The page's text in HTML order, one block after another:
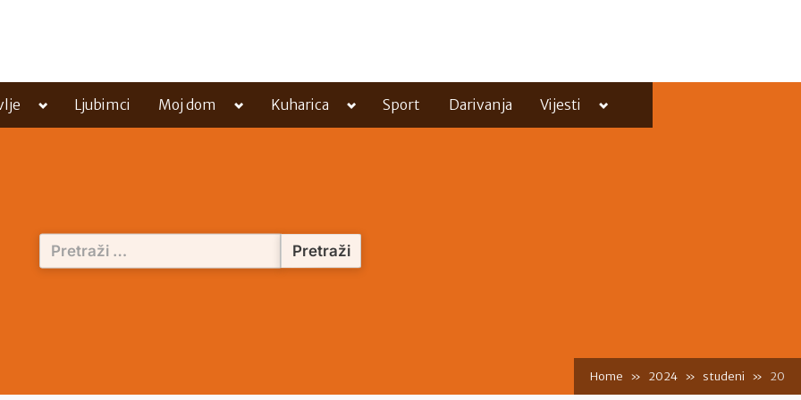
Toggle
menu
Ljubimci Moj dom
Toggle
menu
Kuharica
Toggle
menu
Sport Darivanja Vijesti
Toggle
menu
Pretraži:
Home 2024 studeni 20